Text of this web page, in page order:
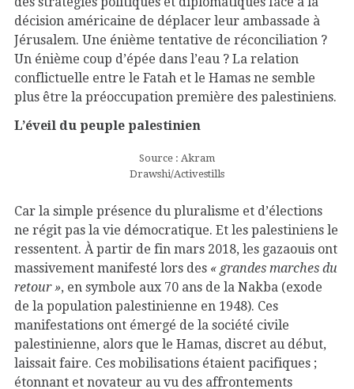
décision américaine de déplacer leur ambassade à
Jérusalem. Une énième tentative de réconciliation ?
Un énième coup d’épée dans l’eau ? La relation
conflictuelle entre le Fatah et le Hamas ne semble
plus être la préoccupation première des palestiniens.
L’éveil du peuple palestinien
Source : Akram
Drawshi/Activestills
Car la simple présence du pluralisme et d’élections
ne régit pas la vie démocratique. Et les palestiniens le
ressentent. À partir de fin mars 2018, les gazaouis ont
massivement manifesté lors des « grandes marches du
retour », en symbole aux 70 ans de la Nakba (exode
de la population palestinienne en 1948). Ces
manifestations ont émergé de la société civile
palestinienne, alors que le Hamas, discret au début,
laissait faire. Ces mobilisations étaient pacifiques ;
étonnant et novateur au vu des affrontements